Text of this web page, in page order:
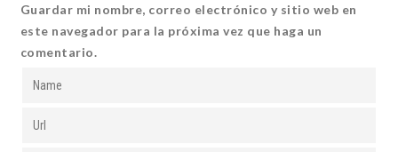
Guardar mi nombre, correo electrónico y sitio web en
este navegador para la próxima vez que haga un
comentario.